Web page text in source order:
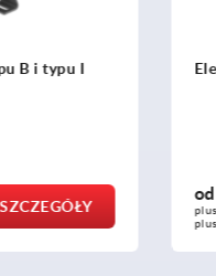
I
SZCZEGÓŁY